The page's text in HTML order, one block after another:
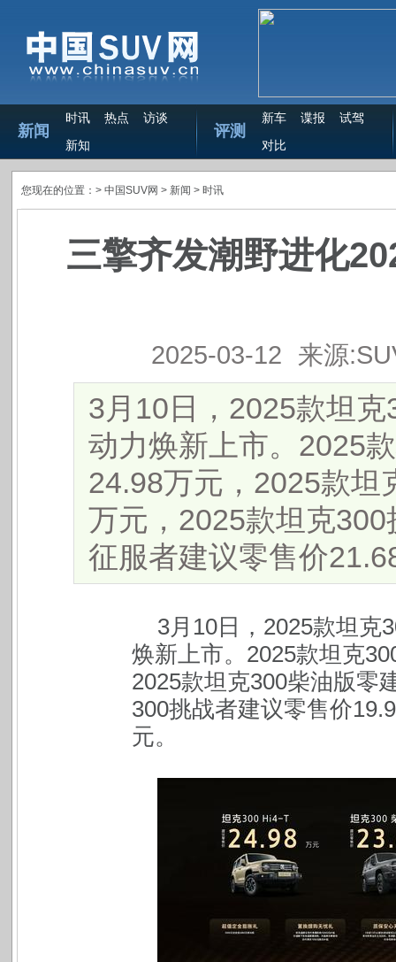
新闻
时讯 热点
访谈
新知
评测
新车 谍报
试驾
对比
您现在的位置：> 中国SUV网 > 新闻 > 时讯
三擎齐发潮野进化
2025-03-12 来源
3月10日，2025款坦
动力焕新上市。2025
24.98万元，2025款坦
万元，2025款坦克
征服者建议零售价
3月10日，2025款坦克
焕新上市。2025款坦克
2025款坦克300柴油版零
300挑战者建议零售价
元。